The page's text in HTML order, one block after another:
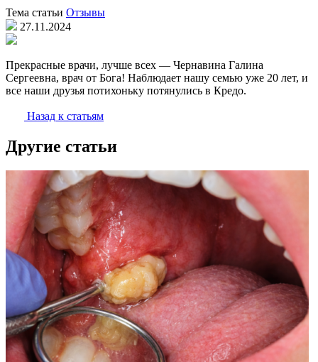
Тема статьи Отзывы
27.11.2024
Прекрасные врачи, лучше всех — Чернавина Галина
Сергеевна, врач от Бога! Наблюдает нашу семью уже 20 лет, и
все наши друзья потихоньку потянулись в Кредо.
Назад к статьям
Другие статьи